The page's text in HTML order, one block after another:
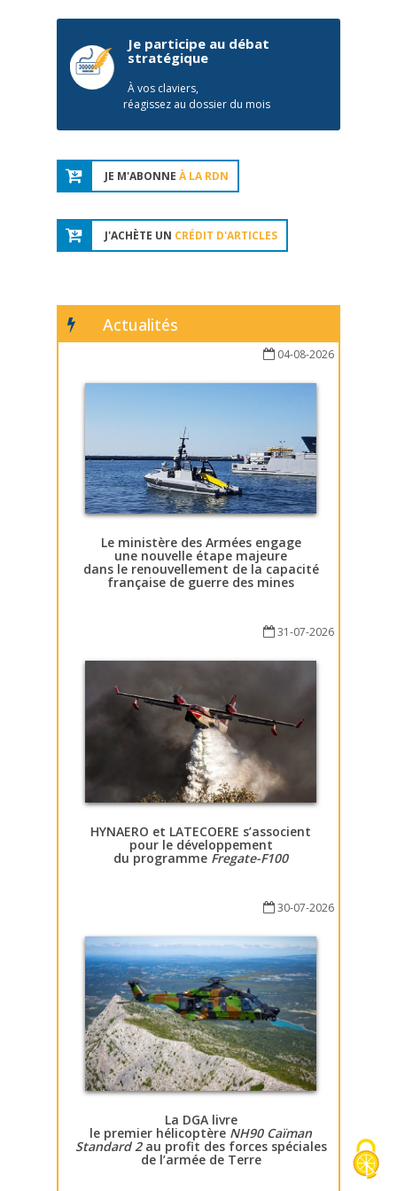
Je participe au débat
stratégique
À vos claviers,
réagissez au dossier du mois
JE M'ABONNE À LA RDN
J'ACHÈTE UN CRÉDIT D'ARTICLES
Actualités
04-08-2026
Le ministère des Armées engage
une nouvelle étape majeure
dans le renouvellement de la capacité
française de guerre des mines
31-07-2026
HYNAERO et LATECOERE s’associent
pour le développement
du programme Fregate-F100
30-07-2026
La DGA livre
le premier hélicoptère NH90 Caïman
Standard 2au profit des forces spéciales
de l’armée de Terre